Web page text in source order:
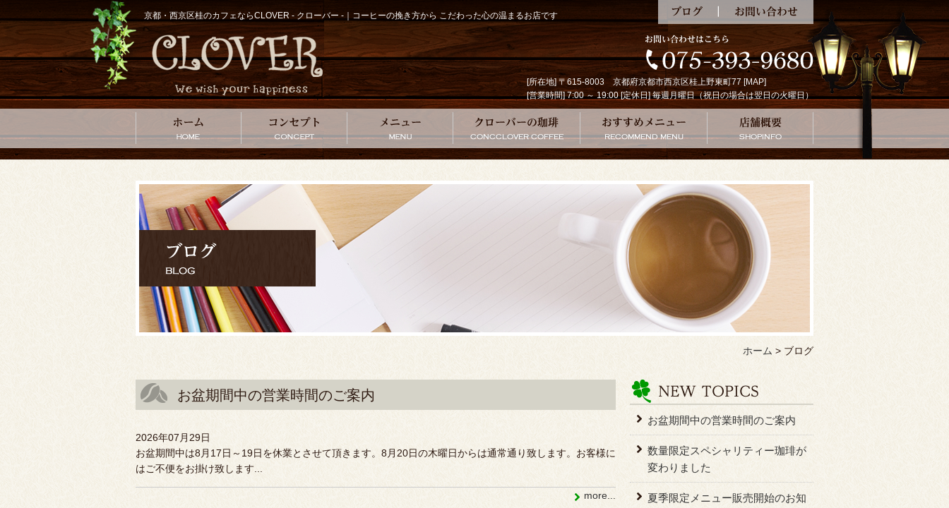
京都・西京区桂のカフェならCLOVER - クローバー -｜コーヒーの挽き方から こだわった心の温まるお店です
ブログ
[所在地] 〒615-8003 京都府京都市西京区桂上野東町77 [MAP]
[営業時間] 7:00 ～ 19:00 [定休日] 毎週月曜日（祝日の場合は翌日の火曜日）
コンセプト メニュー クローバーの珈琲 おすすめメニュー
ホーム > ブログ
お盆期間中の営業時間のご案内
2026年07月29日
お盆期間中は8月17日～19日を休業とさせて頂きます。8月20日の木曜日からは通常通り致します。お客様に
はご不便をお掛け致します...
more...
お盆期間中の営業時間のご案内
数量限定スペシャリティー珈琲が
変わりました
夏季限定メニュー販売開始のお知